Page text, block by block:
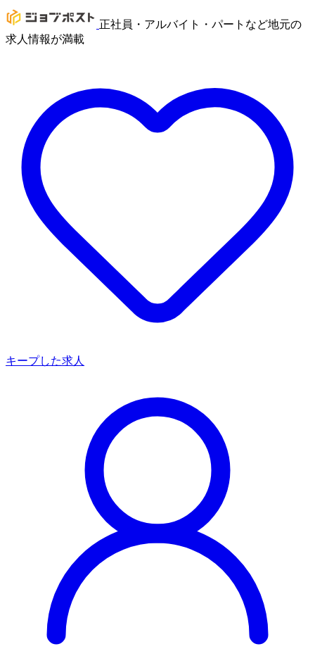
正社員・アルバイト・パートなど地元の
求人情報が満載
キープした求人